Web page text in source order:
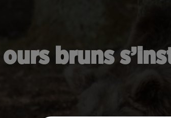
ours bruns